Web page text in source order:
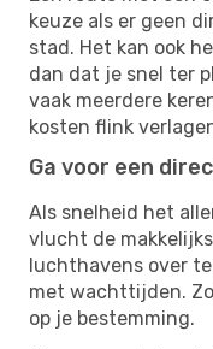
keuze als er geen
stad. Het kan ook
dan dat je snel ter
vaak meerdere
kosten flink
Ga voor een
Als snelheid het
vlucht de
luchthavens over
met wachttijden.
op je bestemming.